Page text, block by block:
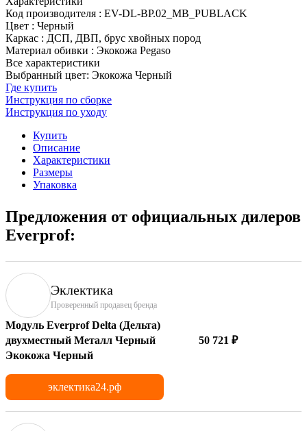
Код производителя : EV-DL-BP.02_MB_PUBLACK
Цвет : Черный
Каркас : ДСП, ДВП, брус хвойных пород
Материал обивки : Экокожа Pegaso
Все характеристики
Выбранный цвет: Экокожа Черный
Где купить
Инструкция по сборке
Инструкция по уходу
Купить
Описание
Характеристики
Размеры
Упаковка
Предложения от официальных дилеров
Everprof:
Эклектика
Проверенный продавец бренда
Модуль Everprof Delta (Дельта)
двухместный Металл Черный
Экокожа Черный
50 721 ₽
эклектика24.рф